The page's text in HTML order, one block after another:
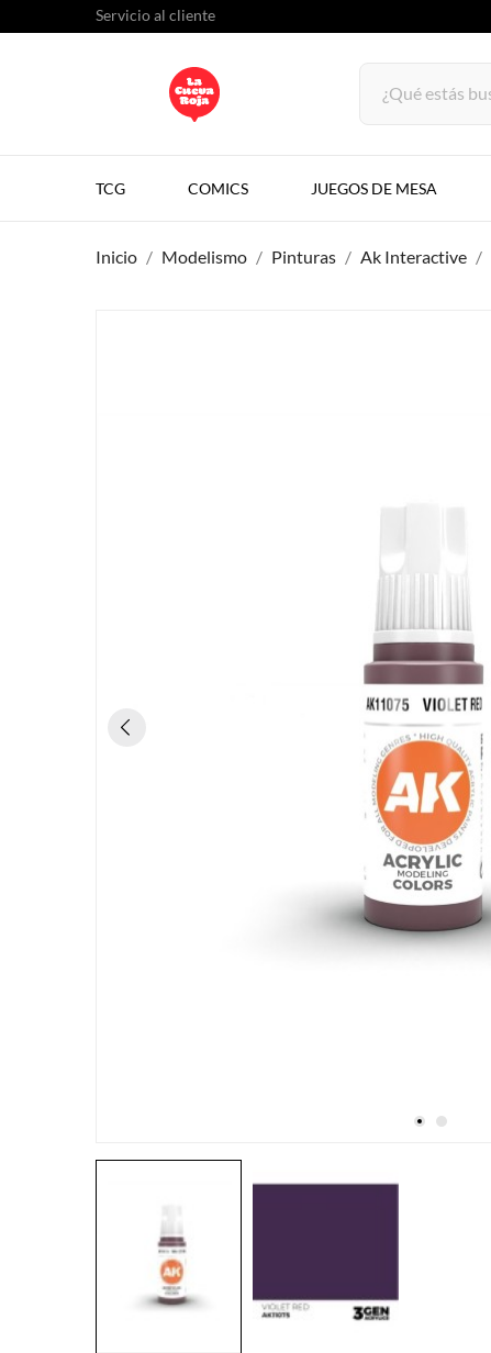
Servicio al cliente
TCG COMICS JUEGOS DE MESA
Inicio Modelismo Pinturas Ak Interactive